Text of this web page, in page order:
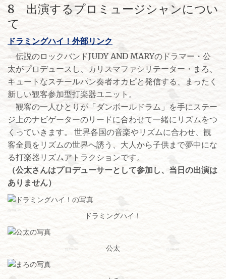
8 出演するプロミュージシャンについ
て
ドラミングハイ！外部リンク
伝説のロックバンドJUDY AND MARYのドラマー・公
太がプロデュースし、カリスマファシリテーター・まろ、
キュートなスチールパン奏者オカピと発信する、まったく
新しい観客参加型打楽器ユニット。
観客の一人ひとりが「ダンボールドラム」を手にステー
ジ上のナビゲーターのリードに合わせて一緒にリズムをつ
くっていきます。 世界各国の音楽やリズムに合わせ、観
客全員をリズムの世界へ誘う、大人から子供まで夢中にな
る打楽器リズムアトラクションです。
（公太さんはプロデューサーとして参加し、当日の出演は
ありません）
ドラミングハイ！
公太